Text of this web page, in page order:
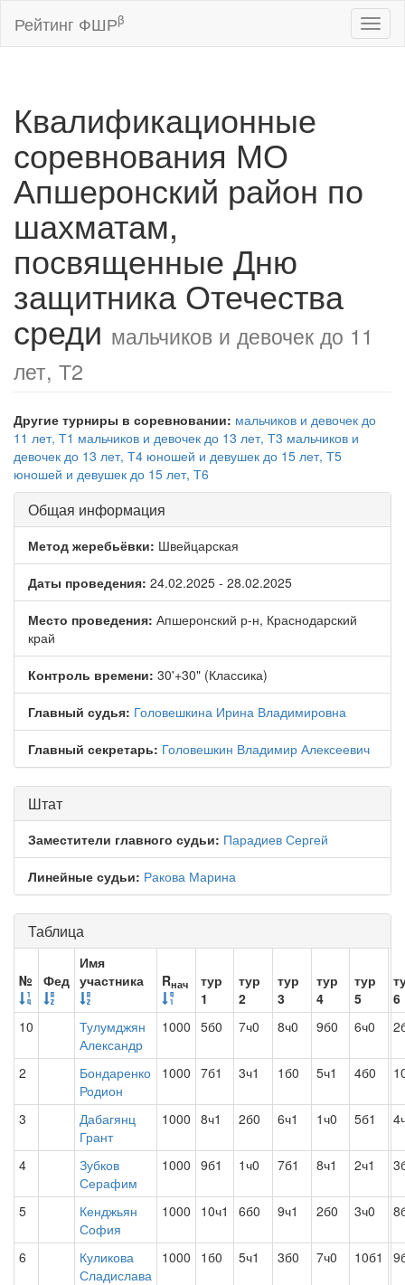
Рейтинг ФШРβ
Квалификационные
соревнования МО
Апшеронский район по
шахматам,
посвященные Дню
защитника Отечества
среди мальчиков и девочек до 11
лет, Т2
Другие турниры в соревновании: мальчиков и девочек до
11 лет, Т1 мальчиков и девочек до 13 лет, Т3 мальчиков и
девочек до 13 лет, Т4 юношей и девушек до 15 лет, Т5
юношей и девушек до 15 лет, Т6
Общая информация
Метод жеребьёвки: Швейцарская
Даты проведения: 24.02.2025 - 28.02.2025
Место проведения: Апшеронский р-н, Краснодарский
край
Контроль времени: 30'+30" (Классика)
Главный судья: Головешкина Ирина Владимировна
Главный секретарь: Головешкин Владимир Алексеевич
Штат
Заместители главного судьи: Парадиев Сергей
Линейные судьи: Ракова Марина
Таблица
№ Фед
Имя
участника
Rнач
тур
1
тур
2
тур
3
тур
4
тур
5
6
10
Тулумджян
Александр
1000 5б0 7ч0 8ч0 9б0 6ч0
2
Бондаренко
Родион
1000 7б1 3ч1 1б0 5ч1 4б0
3
Дабагянц
Грант
1000 8ч1 2б0 6ч1 1ч0 5б1
4
Зубков
Серафим
1000 9б1 1ч0 7б1 8ч1 2ч1
5
Кенджьян
София
1000 10ч1 6б0 9ч1 2б0 3ч0
6
Куликова
Сладислава
1000 1б0 5ч1 3б0 7ч0 10б1